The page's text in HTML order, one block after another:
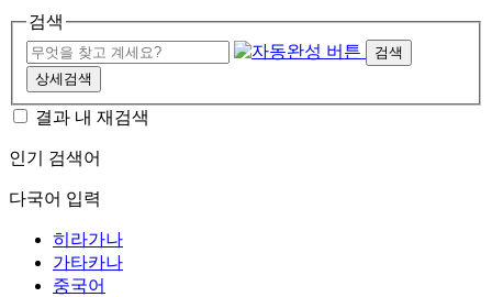
검색
검색
상세검색
결과 내 재검색
인기 검색어
다국어 입력
히라가나
가타카나
중국어